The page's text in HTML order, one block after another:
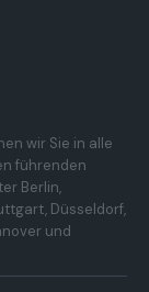
wir Sie in alle
führenden
Berlin,
Düsseldorf,
und